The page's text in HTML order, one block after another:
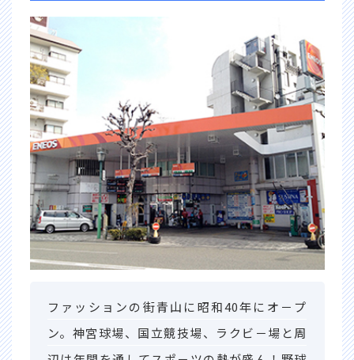
ファッションの街青山に昭和40年にオ－プ
ン。神宮球場、国立競技場、ラクビ－場と周